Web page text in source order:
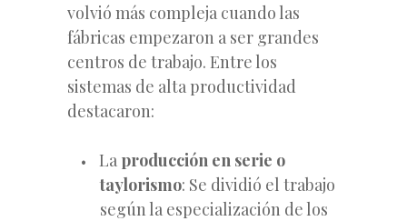
volvió más compleja cuando las
fábricas empezaron a ser grandes
centros de trabajo. Entre los
sistemas de alta productividad
destacaron:
La producción en serie o
taylorismo: Se dividió el trabajo
según la especialización de los